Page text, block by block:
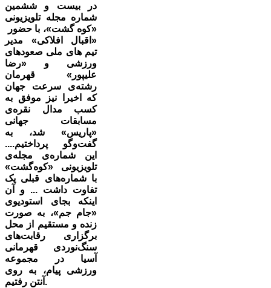
در بیست و ششمین
شماره مجله تلویزیونی
«کوه گشت»، با حضور
«اقبال افلاکی» مدیر
تیم های ملی صعودهای
ورزشی و «رضا
علیپور» قهرمان
رشته‌ی سرعت جهان
که اخیرا‍‌ نیز موفق به
کسب مدال نقره‌ی
مسابقات جهانی
«پاریس» شد، به
گفت‌وگو پرداختیم....
این شماره‌ی مجله‌ی
تلویزیونی «کوه‌گشت»
با شماره‌های قبلی یک
تفاوت داشت ... و آن
اینکه بجای استودیوی
«جام جم»، به صورت
زنده و مستقیم از محل
برگزاری رقابت‌های
سنگ‌نوردی قهرمانی
آسیا در مجموعه
ورزشی پیام، به روی
آنتن رفتیم.